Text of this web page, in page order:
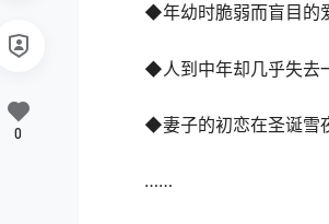
◆年幼时脆弱而盲目的
◆人到中年却几乎失去
◆妻子的初恋在圣诞雪
……
0